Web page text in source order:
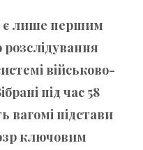
є лише першим
військово-
під час 58
вагомі підстави
ключовим